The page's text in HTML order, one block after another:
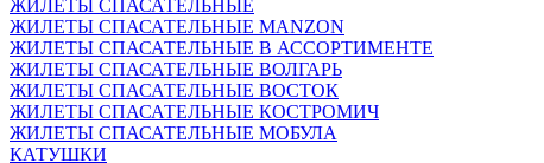
ЖИЛЕТЫ СПАСАТЕЛЬНЫЕ
ЖИЛЕТЫ СПАСАТЕЛЬНЫЕ MANZON
ЖИЛЕТЫ СПАСАТЕЛЬНЫЕ В АССОРТИМЕНТЕ
ЖИЛЕТЫ СПАСАТЕЛЬНЫЕ ВОЛГАРЬ
ЖИЛЕТЫ СПАСАТЕЛЬНЫЕ ВОСТОК
ЖИЛЕТЫ СПАСАТЕЛЬНЫЕ КОСТРОМИЧ
ЖИЛЕТЫ СПАСАТЕЛЬНЫЕ МОБУЛА
КАТУШКИ